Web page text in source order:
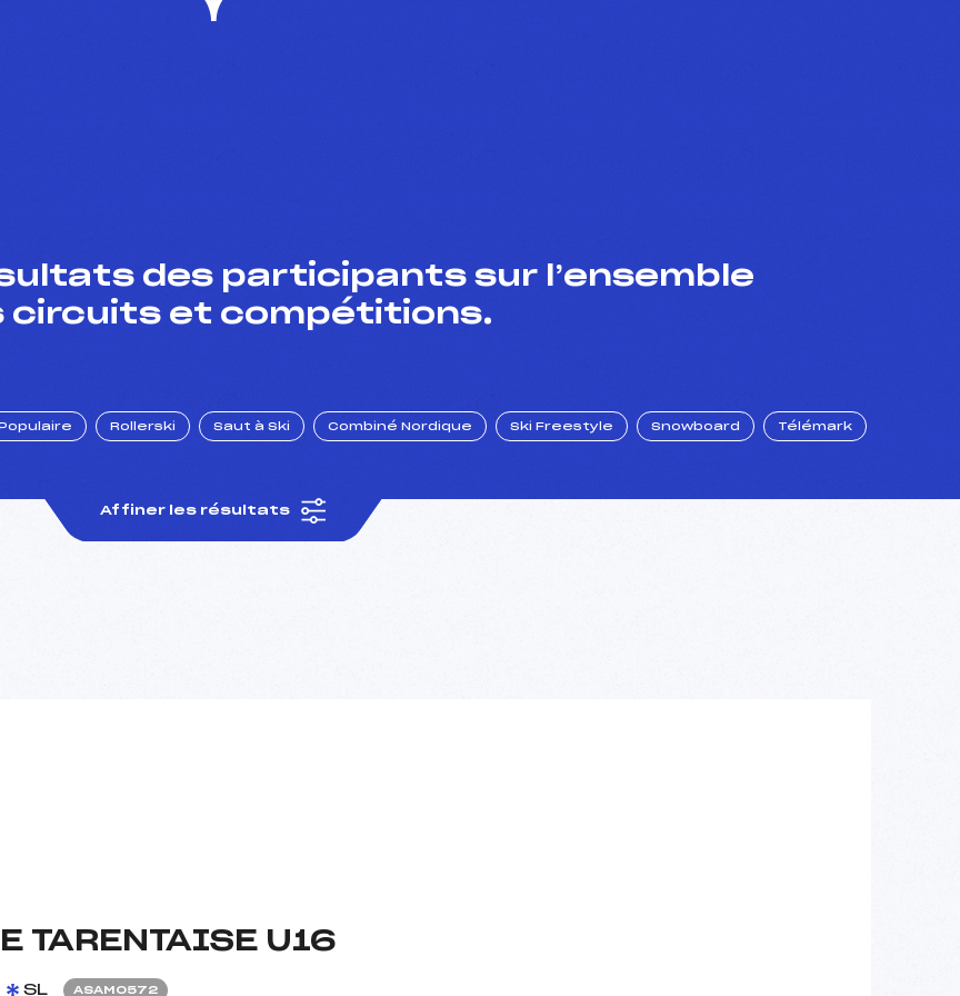
des participants sur l’ensemble
circuits et compétitions.
Rollerski Saut à Ski Combiné Nordique Ski Freestyle Snowboard Télémark
Affiner les résultats
TARENTAISE U16
SL ASAM0572